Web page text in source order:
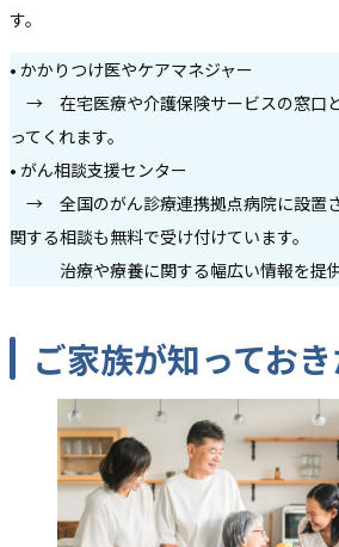
す。
• かかりつけ医やケアマネジャー
→ 在宅医療や介護保険サービスの窓口
ってくれます。
• がん相談支援センター
→ 全国のがん診療連携拠点病院に設置
関する相談も無料で受け付けています。
治療や療養に関する幅広い情報を提供
ご家族が知ってお